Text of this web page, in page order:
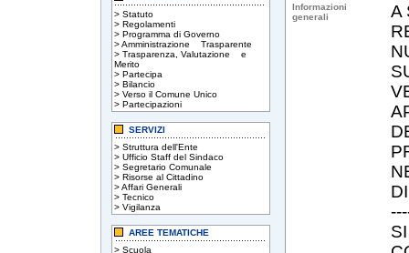
> Statuto
> Regolamenti
> Programma di Governo
>Amministrazione Trasparente
> Trasparenza, Valutazione e
Merito
> Partecipa
> Bilancio
> Verso il Comune Unico
> Partecipazioni
SERVIZI
> Struttura dell'Ente
> Ufficio Staff del Sindaco
> Segretario Comunale
> Risorse al Cittadino
>Affari Generali
> Tecnico
> Vigilanza
AREE TEMATICHE
> Scuola
Informazioni
generali
A